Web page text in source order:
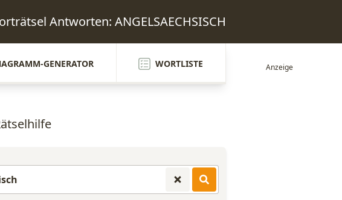
Antworten: ANGELSAECHSISCH
GENERATOR WORTLISTE